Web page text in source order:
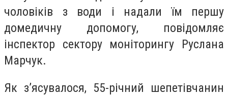
чоловіків з води і надали їм першу
домедичну допомогу, повідомляє
інспектор сектору моніторингу Руслана
Марчук.
Як з’ясувалося, 55-річний шепетівчанин